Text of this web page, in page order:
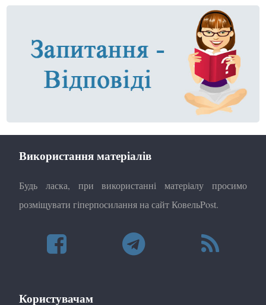
Використання матеріалів
Будь ласка, при використанні матеріалу просимо
розміщувати гіперпосилання на сайт КовельPost.
Користувачам